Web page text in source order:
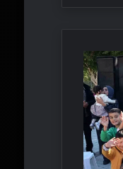
Silifke'de
Yarı
Yıl
Tatili
İçin
Çocuk
Festivali
Başladı